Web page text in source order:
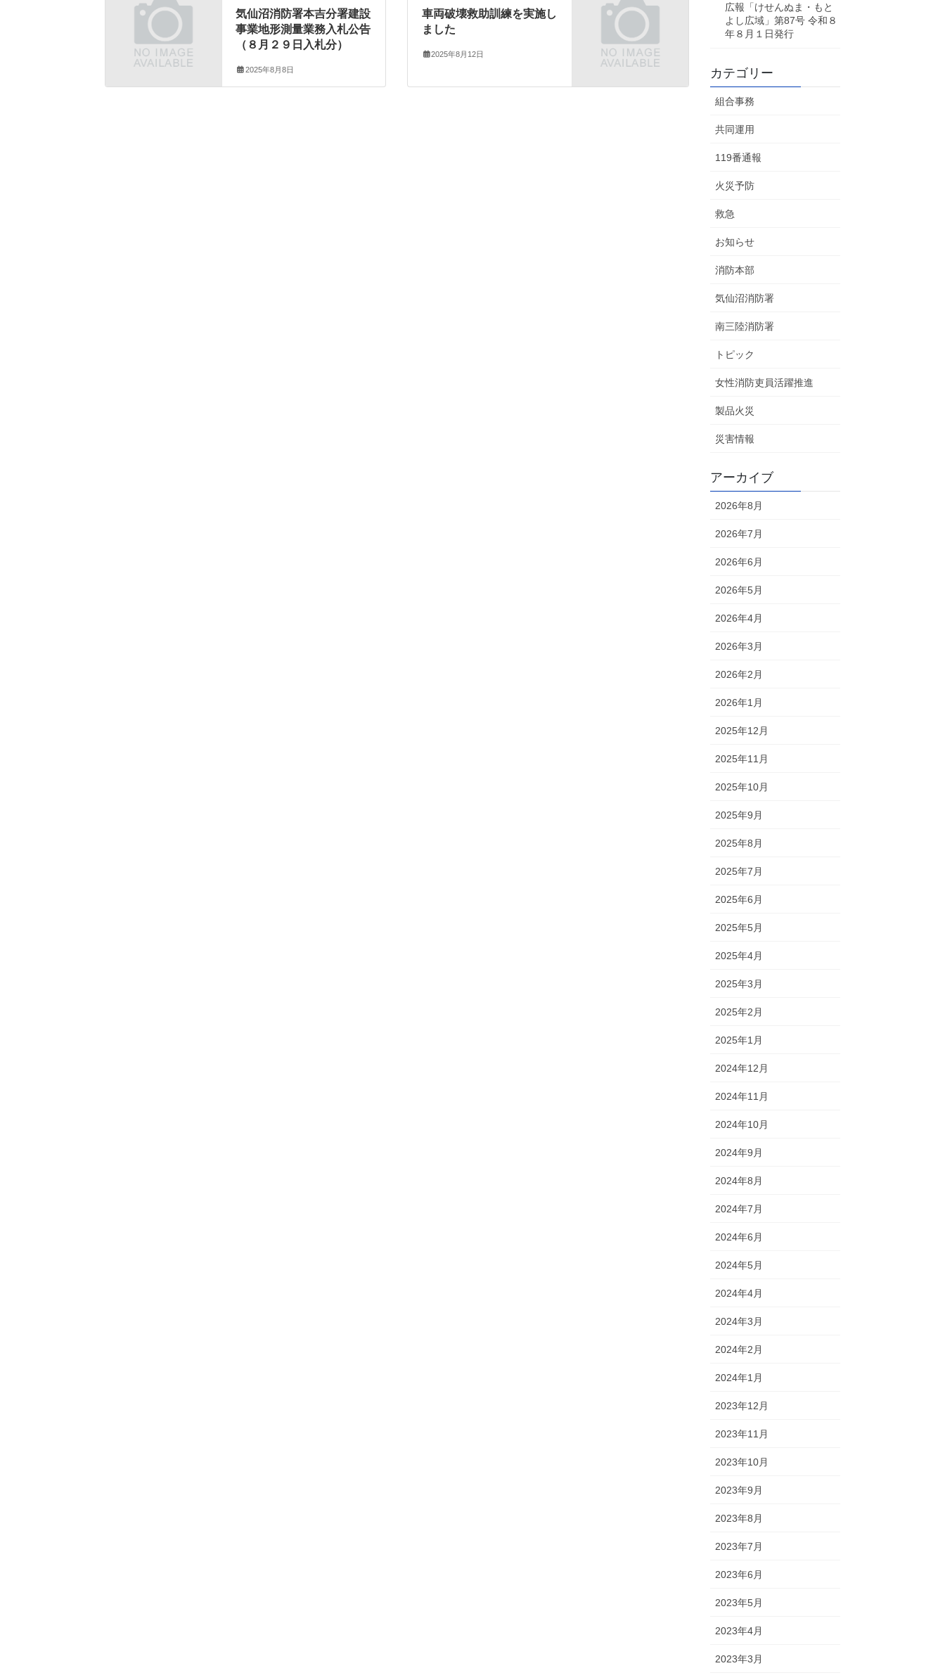
気仙沼消防署本吉分署建設
事業地形測量業務入札公告
（８月２９日入札分）
2025年8月8日
車両破壊救助訓練を実施し
ました
2025年8月12日
広報「けせんぬま・もと
よし広域」第87号 令和８
年８月１日発行
カテゴリー
組合事務
共同運用
119番通報
火災予防
救急
お知らせ
消防本部
気仙沼消防署
南三陸消防署
トピック
女性消防吏員活躍推進
製品火災
災害情報
アーカイブ
2026年8月
2026年7月
2026年6月
2026年5月
2026年4月
2026年3月
2026年2月
2026年1月
2025年12月
2025年11月
2025年10月
2025年9月
2025年8月
2025年7月
2025年6月
2025年5月
2025年4月
2025年3月
2025年2月
2025年1月
2024年12月
2024年11月
2024年10月
2024年9月
2024年8月
2024年7月
2024年6月
2024年5月
2024年4月
2024年3月
2024年2月
2024年1月
2023年12月
2023年11月
2023年10月
2023年9月
2023年8月
2023年7月
2023年6月
2023年5月
2023年4月
2023年3月